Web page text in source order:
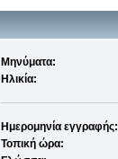
Μηνύματα:
Ηλικία:
Ημερομηνία εγγραφής:
Τοπική ώρα: